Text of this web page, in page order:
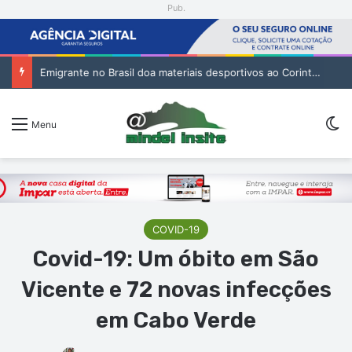
Pub.
Emigrante no Brasil doa materiais desportivos ao Corinthians de São Vicente
Menu
COVID-19
Covid-19: Um óbito em São
Vicente e 72 novas infecções
em Cabo Verde